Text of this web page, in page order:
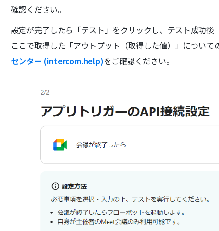
確認ください。
設定が完了したら「テスト」をクリックし、テスト成功後
ここで取得した「アウトプット（取得した値）」について
センター (intercom.help)をご確認ください。